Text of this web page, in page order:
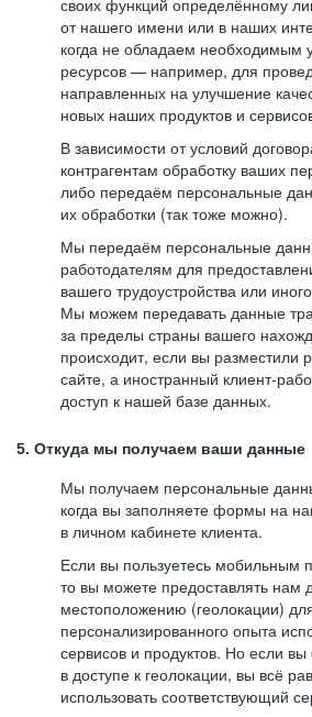
своих функций определённому
от нашего имени или в наших
когда не обладаем необходимым
ресурсов — например, для
направленных на улучшение
новых наших продуктов и
В зависимости от условий
контрагентам обработку ваших
либо передаём персональные
их обработки (так тоже можно).
Мы передаём персональные
работодателям для
вашего трудоустройства или
Мы можем передавать данные
за пределы страны вашего
происходит, если вы
сайте, а иностранный клиент-
доступ к нашей базе данных.
5. Откуда мы получаем ваши данные
Мы получаем персональные
когда вы заполняете формы на
в личном кабинете клиента.
Если вы пользуетесь мобильным
то вы можете предоставлять нам
местоположению (геолокации)
персонализированного опыта
сервисов и продуктов. Но если вы
в доступе к геолокации, вы всё
использовать соответствующий